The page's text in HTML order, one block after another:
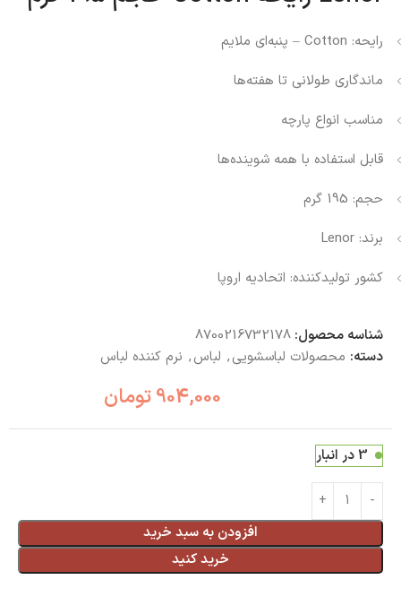
رایحه: Cotton – پنبه‌ای ملایم
ماندگاری طولانی تا هفته‌ها
مناسب انواع پارچه
قابل استفاده با همه شوینده‌ها
حجم: 195 گرم
برند: Lenor
کشور تولیدکننده: اتحادیه اروپا
شناسه محصول: 8700216732178
دسته: محصولات لباسشویی, لباس, نرم کننده لباس
904,000تومان
3 در انبار
افزودن به سبد خرید
خرید کنید